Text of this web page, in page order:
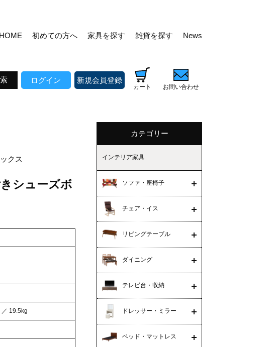
HOME 初めての方へ 家具を探す 雑貨を探す News
ログイン 新規会員登録
カート お問い合わせ
クス
シューズボ
19.5kg
カテゴリー
インテリア家具
ソファ・座椅子
チェア・イス
リビングテーブル
ダイニング
テレビ台・収納
ドレッサー・ミラー
ベッド・マットレス